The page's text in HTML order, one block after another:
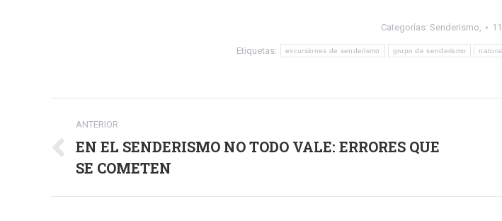
Categorías: Senderismo,
Etiquetas: excursiones de senderismo grupo de senderismo
Navegación
entre
publicaciones
ANTERIOR
Publicación
anterior:
EN EL SENDERISMO NO TODO VALE: ERRORES QUE
SE COMETEN